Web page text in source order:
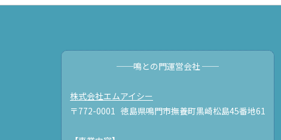
──鳴との門運営会社 ──
株式会社エムアイシー
〒772-0001 徳島県鳴門市撫養町黒崎松島45番地61